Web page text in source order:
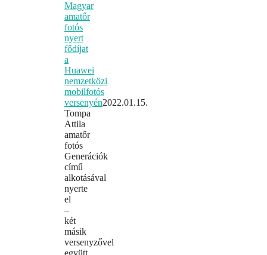
Magyar
amatőr
fotós
nyert
fődíjat
a
Huawei
nemzetközi
mobilfotós
versenyén2022.01.15.
Tompa
Attila
amatőr
fotós
Generációk
című
alkotásával
nyerte
el
–
két
másik
versenyzővel